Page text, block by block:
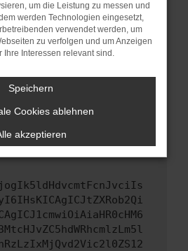
birgt nicht nur ein
sondern kann auch dazu
Funktionen nicht mehr
den Webseitenbetreiber.
genannten Schritte versucht
uns bitte. Wir werden
zu beheben. Du kannst
um uns bei der
um die Leistung zu messen und
werden Technologien eingesetzt,
verwendet werden, um
zu verfolgen und um Anzeigen
Ihre Interessen relevant sind.
Speichern
Cookies ablehnen
akzeptieren